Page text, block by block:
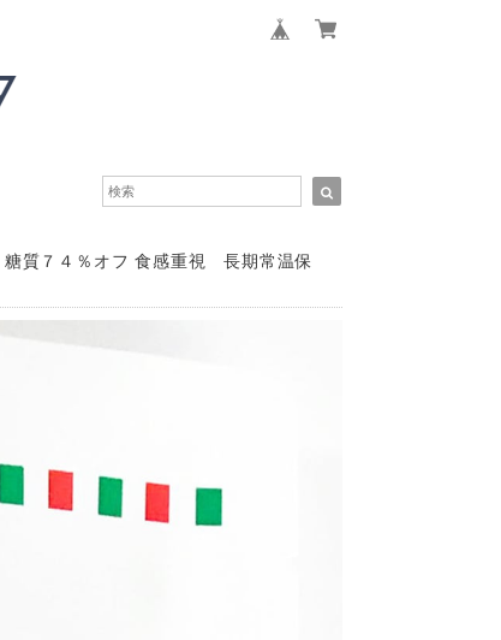
糖質７４％オフ 食感重視 長期常温保